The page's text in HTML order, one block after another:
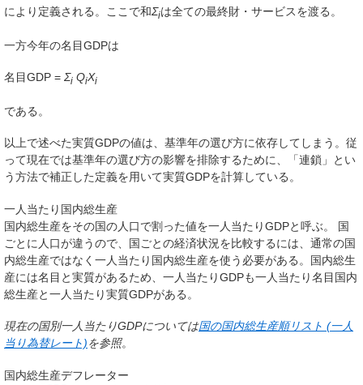
により定義される。ここで和Σiは全ての最終財・サービスを渡る。
一方今年の名目GDPは
名目GDP = Σi QiXi
である。
以上で述べた実質GDPの値は、基準年の選び方に依存してしまう。従
って現在では基準年の選び方の影響を排除するために、「連鎖」とい
う方法で補正した定義を用いて実質GDPを計算している。
一人当たり国内総生産
国内総生産をその国の人口で割った値を一人当たりGDPと呼ぶ。 国
ごとに人口が違うので、国ごとの経済状況を比較するには、通常の国
内総生産ではなく一人当たり国内総生産を使う必要がある。国内総生
産には名目と実質があるため、一人当たりGDPも一人当たり名目国内
総生産と一人当たり実質GDPがある。
現在の国別一人当たりGDPについては国の国内総生産順リスト (一人
当り為替レート)を参照。
国内総生産デフレーター